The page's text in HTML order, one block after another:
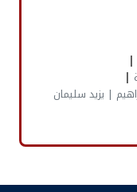
|
|
| يزيد سليمان